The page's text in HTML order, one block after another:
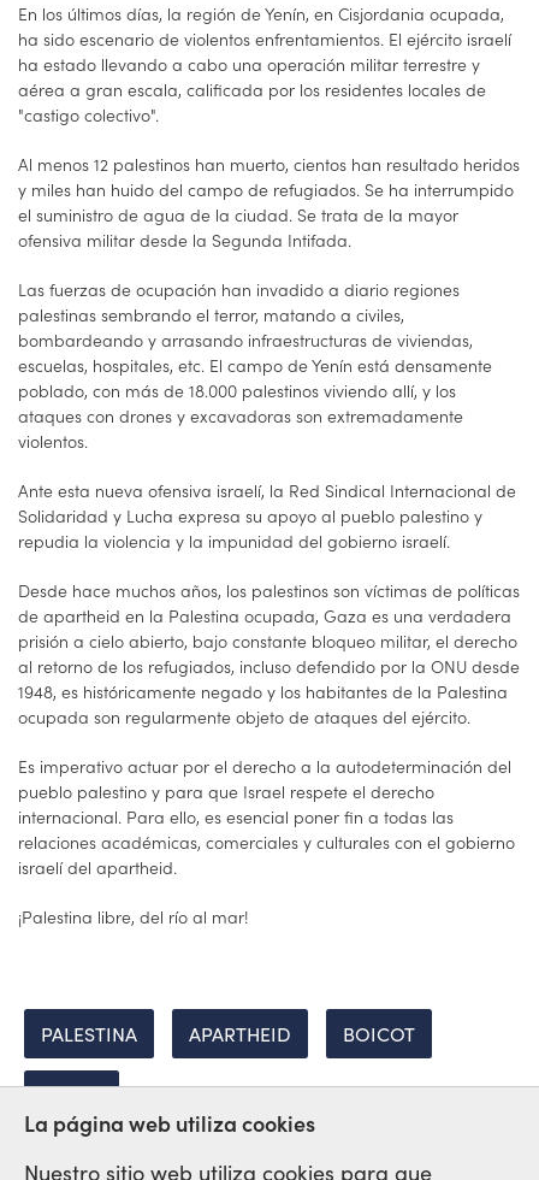
En los últimos días, la región de Yenín, en Cisjordania ocupada,
ha sido escenario de violentos enfrentamientos. El ejército israelí
ha estado llevando a cabo una operación militar terrestre y
aérea a gran escala, calificada por los residentes locales de
"castigo colectivo".
Al menos 12 palestinos han muerto, cientos han resultado heridos
y miles han huido del campo de refugiados. Se ha interrumpido
el suministro de agua de la ciudad. Se trata de la mayor
ofensiva militar desde la Segunda Intifada.
Las fuerzas de ocupación han invadido a diario regiones
palestinas sembrando el terror, matando a civiles,
bombardeando y arrasando infraestructuras de viviendas,
escuelas, hospitales, etc. El campo de Yenín está densamente
poblado, con más de 18.000 palestinos viviendo allí, y los
ataques con drones y excavadoras son extremadamente
violentos.
Ante esta nueva ofensiva israelí, la Red Sindical Internacional de
Solidaridad y Lucha expresa su apoyo al pueblo palestino y
repudia la violencia y la impunidad del gobierno israelí.
Desde hace muchos años, los palestinos son víctimas de políticas
de apartheid en la Palestina ocupada, Gaza es una verdadera
prisión a cielo abierto, bajo constante bloqueo militar, el derecho
al retorno de los refugiados, incluso defendido por la ONU desde
1948, es históricamente negado y los habitantes de la Palestina
ocupada son regularmente objeto de ataques del ejército.
Es imperativo actuar por el derecho a la autodeterminación del
pueblo palestino y para que Israel respete el derecho
internacional. Para ello, es esencial poner fin a todas las
relaciones académicas, comerciales y culturales con el gobierno
israelí del apartheid.
¡Palestina libre, del río al mar!
PALESTINA APARTHEID BOICOT
ISRAEL
La página web utiliza cookies
Nuestro sitio web utiliza cookies para que